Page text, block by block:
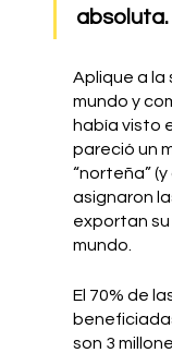
absoluta.
Aplique a la
mundo y
había visto
pareció un
“norteña”
asignaron
exportan
mundo.
El 70% de
son 3